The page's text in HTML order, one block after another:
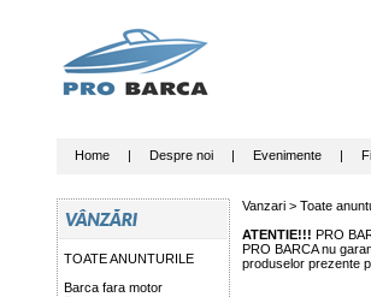
Home| Despre noi| Evenimente|
TOATE ANUNTURILE
Barca fara motor
Vanzari > Toate
ATENTIE!!! PRO
PRO BARCA nu
produselor prezente